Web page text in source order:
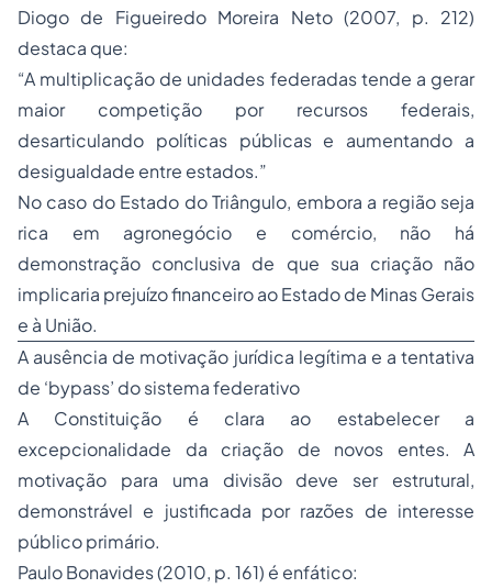
Diogo de Figueiredo Moreira Neto (2007, p. 212)
destaca que:
“A multiplicação de unidades federadas tende a gerar
maior competição por recursos federais,
desarticulando políticas públicas e aumentando a
desigualdade entre estados.”
No caso do Estado do Triângulo, embora a região seja
rica em agronegócio e comércio, não há
demonstração conclusiva de que sua criação não
implicaria prejuízo financeiro ao Estado de Minas Gerais
e à União.
A ausência de motivação jurídica legítima e a tentativa
de ‘bypass’ do sistema federativo
A Constituição é clara ao estabelecer a
excepcionalidade da criação de novos entes. A
motivação para uma divisão deve ser estrutural,
demonstrável e justificada por razões de interesse
público primário.
Paulo Bonavides (2010, p. 161) é enfático: